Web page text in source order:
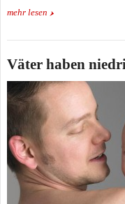
mehr lesen
Väter haben